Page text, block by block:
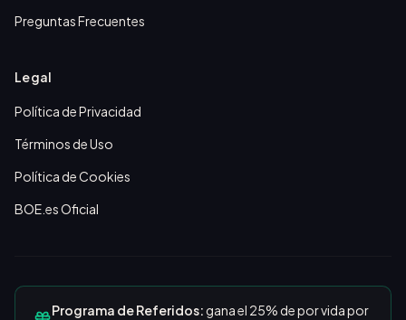
Preguntas Frecuentes
Legal
Política de Privacidad
Términos de Uso
Política de Cookies
BOE.es Oficial
Programa de Referidos:gana el 25% de por vida por